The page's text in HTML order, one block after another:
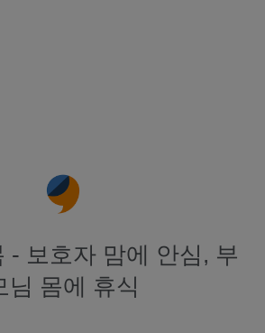
- 보호자 맘에 안심, 부
님 몸에 휴식